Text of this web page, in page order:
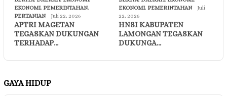
EKONOMI, PEMERINTAHAN,
PERTANIAN
Juli 22, 2026
APTRI MAGETAN
TEGASKAN DUKUNGAN
TERHADAP…
EKONOMI, PEMERINTAHAN
Juli
22, 2026
HNSI KABUPATEN
LAMONGAN TEGASKAN
DUKUNGA…
GAYA HIDUP